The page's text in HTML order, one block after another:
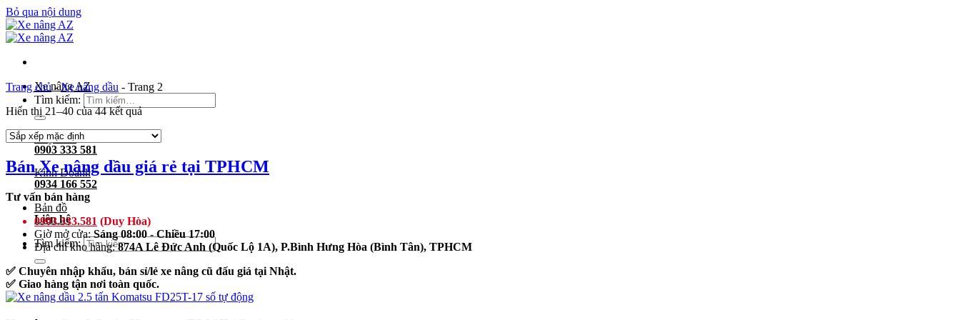
Bỏ qua nội dung
Xe nâng AZ
Tìm kiếm:
Duy Hòa
0903 333 581
Kinh Doanh
0934 166 552
Bản đồ
Liên hệ
Tìm kiếm:
Trang chủ-Xe nâng dầu - Trang 2
Hiển thị 21–40 của 44 kết quả
Bán Xe nâng dầu giá rẻ tại TPHCM
Tư vấn bán hàng
0903.333.581 (Duy Hòa)
Giờ mở cửa:Sáng 08:00 - Chiều 17:00
Địa chỉ kho hàng:874A Lê Đức Anh (Quốc Lộ 1A), P.Bình Hưng Hòa (Bình Tân), TPHCM
✅ Chuyên nhập khẩu, bán sỉ/lẻ xe nâng cũ đấu giá tại Nhật.
✅ Giao hàng tận nơi toàn quốc.